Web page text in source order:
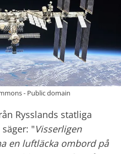
- Public domain
Rysslands statliga
"Visserligen
en luftläcka ombord på